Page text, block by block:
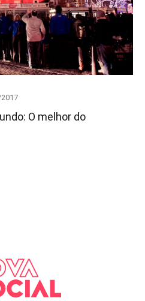
O melhor do